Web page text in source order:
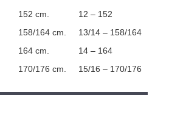
152 cm.
12 – 152
158/164 cm.
13/14 – 158/164
164 cm.
14 – 164
170/176 cm. 15/16 – 170/176